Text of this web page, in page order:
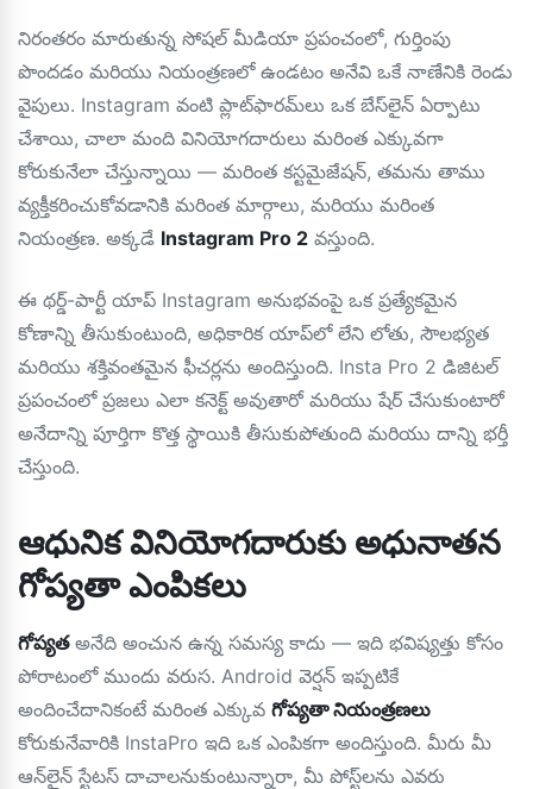
నిరంతరం మారుతున్న సోషల్ మీడియా ప్రపంచంలో, గుర్తింపు
పొందడం మరియు నియంత్రణలో ఉండటం అనేవి ఒకే నాణేనికి రెండు
వైపులు. Instagram వంటి ప్లాట్‌ఫారమ్‌లు ఒక బేస్‌లైన్ ఏర్పాటు
చేశాయి, చాలా మంది వినియోగదారులు మరింత ఎక్కువగా
కోరుకునేలా చేస్తున్నాయి — మరింత కస్టమైజేషన్, తమను తాము
వ్యక్తీకరించుకోవడానికి మరింత మార్గాలు, మరియు మరింత
నియంత్రణ. అక్కడే Instagram Pro 2 వస్తుంది.
ఈ థర్డ్-పార్టీ యాప్ Instagram అనుభవంపై ఒక ప్రత్యేకమైన
కోణాన్ని తీసుకుంటుంది, అధికారిక యాప్‌లో లేని లోతు, సౌలభ్యత
మరియు శక్తివంతమైన ఫీచర్లను అందిస్తుంది. Insta Pro 2 డిజిటల్
ప్రపంచంలో ప్రజలు ఎలా కనెక్ట్ అవుతారో మరియు షేర్ చేసుకుంటారో
అనేదాన్ని పూర్తిగా కొత్త స్థాయికి తీసుకుపోతుంది మరియు దాన్ని భర్తీ
చేస్తుంది.
ఆధునిక వినియోగదారుకు అధునాతన
గోప్యతా ఎంపికలు
గోప్యతఅనేది అంచున ఉన్న సమస్య కాదు — ఇది భవిష్యత్తు కోసం
పోరాటంలో ముందు వరుస. Android వెర్షన్ ఇప్పటికే
అందించేదానికంటే మరింత ఎక్కువ గోప్యతా నియంత్రణలు
కోరుకునేవారికి InstaPro ఇది ఒక ఎంపికగా అందిస్తుంది. మీరు మీ
ఆన్‌లైన్ స్టేటస్ దాచాలనుకుంటున్నారా, మీ పోస్ట్‌లను ఎవరు